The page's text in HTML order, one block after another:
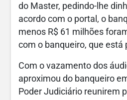
do Master, pedindo-lhe
acordo com o portal, o
menos R$ 61 milhões
com o banqueiro, que
Com o vazamento dos
aproximou do banqueiro
Poder Judiciário reunirem